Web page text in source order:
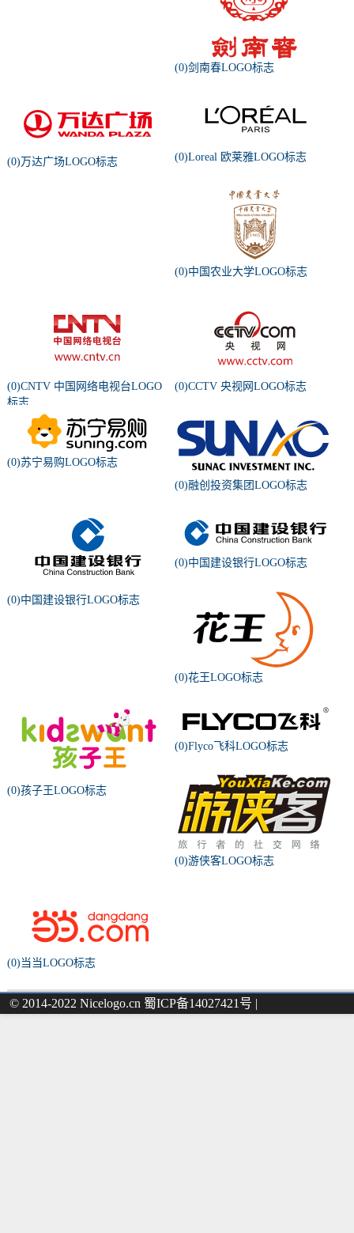
(0)剑南春LOGO标志
(0)万达广场LOGO标志 (0)Loreal 欧莱雅LOGO标志
(0)中国农业大学LOGO标志
(0)CNTV 中国网络电视台LOGO
标志
(0)CCTV 央视网LOGO标志
(0)苏宁易购LOGO标志
(0)融创投资集团LOGO标志
(0)中国建设银行LOGO标志
(0)中国建设银行LOGO标志
(0)花王LOGO标志
(0)孩子王LOGO标志
(0)Flyco飞科LOGO标志
(0)游侠客LOGO标志
(0)当当LOGO标志
© 2014-2022 Nicelogo.cn 蜀ICP备14027421号 |